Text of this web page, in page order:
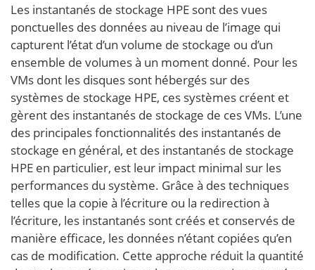
Les instantanés de stockage HPE sont des vues
ponctuelles des données au niveau de l’image qui
capturent l’état d’un volume de stockage ou d’un
ensemble de volumes à un moment donné. Pour les
VMs dont les disques sont hébergés sur des
systèmes de stockage HPE, ces systèmes créent et
gèrent des instantanés de stockage de ces VMs. L’une
des principales fonctionnalités des instantanés de
stockage en général, et des instantanés de stockage
HPE en particulier, est leur impact minimal sur les
performances du système. Grâce à des techniques
telles que la copie à l’écriture ou la redirection à
l’écriture, les instantanés sont créés et conservés de
manière efficace, les données n’étant copiées qu’en
cas de modification. Cette approche réduit la quantité